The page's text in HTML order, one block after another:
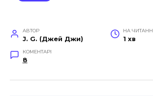
АВТОР
J. G. (Джей Джи)
НА
1 хв
КОМЕНТАРІ
8